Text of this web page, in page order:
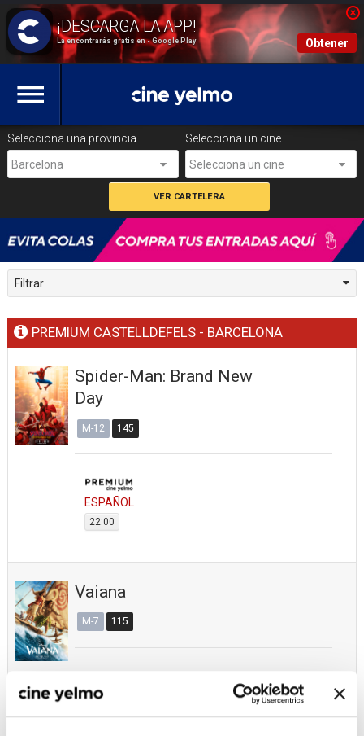
La encontrarás gratis en - Google Play Obtener
Selecciona una provincia
Barcelona
Selecciona un cine
Selecciona un cine
Filtrar
PREMIUM CASTELLDEFELS - BARCELONA
Spider-Man: Brand New
Day
M-12 145
ESPAÑOL
22:00
Vaiana
M-7 115
ESPAÑOL
22:20